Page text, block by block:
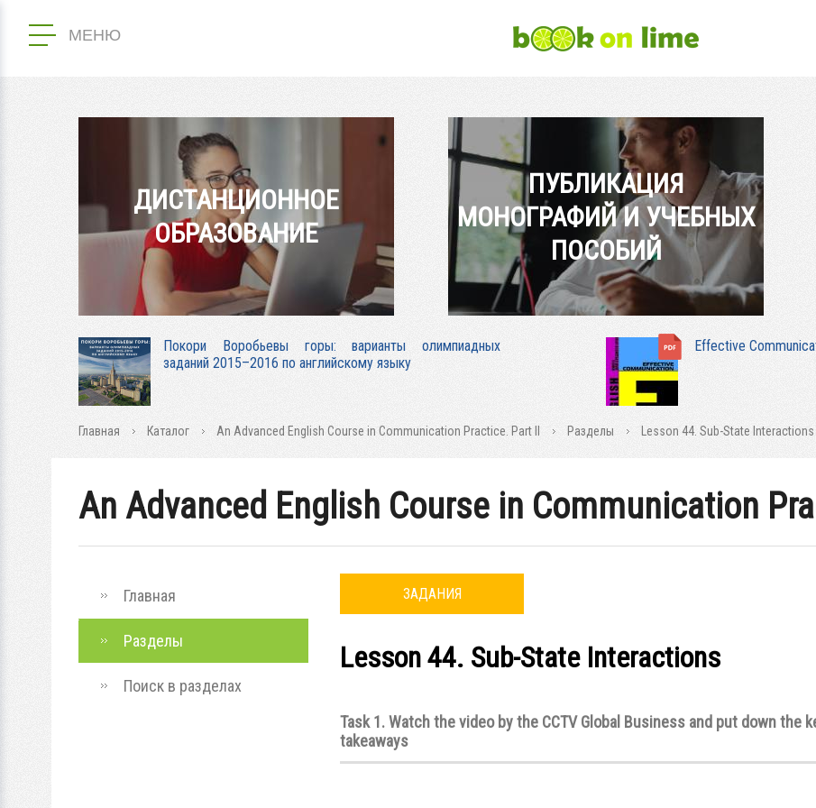
МЕНЮ
ДИСТАНЦИОННОЕ
ОБРАЗОВАНИЕ
ПУБЛИКАЦИЯ
МОНОГРАФИЙ И УЧЕБНЫХ
ПОСОБИЙ
Покори Воробьевы горы: варианты олимпиадных
заданий 2015–2016 по английскому языку
Effective
Главная Каталог An Advanced English Course in Communication Practice. Part II Разделы Lesson 44. Sub-State Interactions
An Advanced English Course in Communication
Главная
Разделы
Поиск в разделах
ЗАДАНИЯ
Lesson 44. Sub-State Interactions
Task 1. Watch the video by the CCTV Global Business and put down the
takeaways